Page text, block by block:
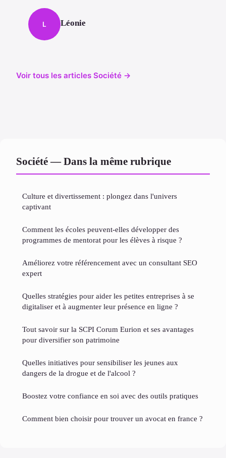
L Léonie
Voir tous les articles Société →
Société — Dans la même rubrique
Culture et divertissement : plongez dans l'univers
captivant
Comment les écoles peuvent-elles développer des
programmes de mentorat pour les élèves à risque ?
Améliorez votre référencement avec un consultant SEO
expert
Quelles stratégies pour aider les petites entreprises à se
digitaliser et à augmenter leur présence en ligne ?
Tout savoir sur la SCPI Corum Eurion et ses avantages
pour diversifier son patrimoine
Quelles initiatives pour sensibiliser les jeunes aux
dangers de la drogue et de l'alcool ?
Boostez votre confiance en soi avec des outils pratiques
Comment bien choisir pour trouver un avocat en france ?